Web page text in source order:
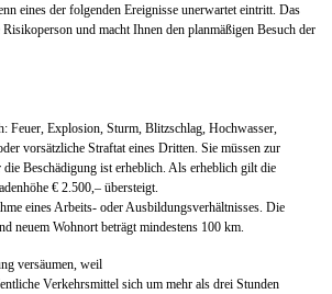
eines der folgenden Ereignisse unerwartet eintritt. Das
und macht Ihnen den planmäßigen Besuch der
Feuer, Explosion, Sturm, Blitzschlag, Hochwasser,
vorsätzliche Straftat eines Dritten. Sie müssen zur
Beschädigung ist erheblich. Als erheblich gilt die
€ 2.500,– übersteigt.
eines Arbeits- oder Ausbildungsverhältnisses. Die
neuem Wohnort beträgt mindestens 100 km.
versäumen, weil
Verkehrsmittel sich um mehr als drei Stunden